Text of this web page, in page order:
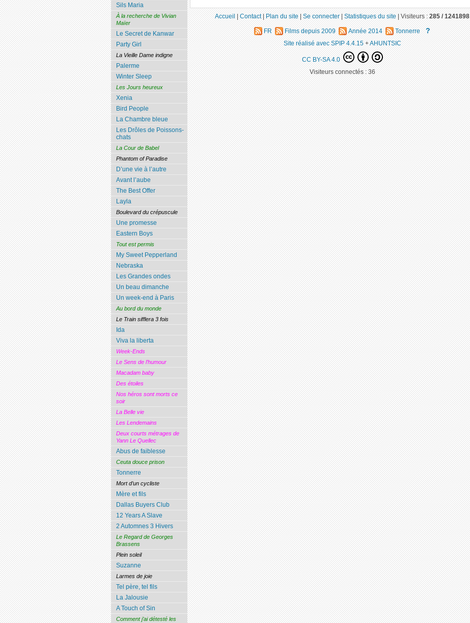
Sils Maria
À la recherche de Vivian
Maïer
Le Secret de Kanwar
Party Girl
La Vieille Dame indigne
Palerme
Winter Sleep
Les Jours heureux
Xenia
Bird People
La Chambre bleue
Les Drôles de Poissons-
chats
La Cour de Babel
Phantom of Paradise
D’une vie à l’autre
Avant l’aube
The Best Offer
Layla
Boulevard du crépuscule
Une promesse
Eastern Boys
Tout est permis
My Sweet Pepperland
Nebraska
Les Grandes ondes
Un beau dimanche
Un week-end à Paris
Au bord du monde
Le Train sifflera 3 fois
Ida
Viva la liberta
Week-Ends
Le Sens de l’humour
Macadam baby
Des étoiles
Nos héros sont morts ce
soir
La Belle vie
Les Lendemains
Deux courts métrages de
Yann Le Quellec
Abus de faiblesse
Ceuta douce prison
Tonnerre
Mort d’un cycliste
Mère et fils
Dallas Buyers Club
12 Years A Slave
2 Automnes 3 Hivers
Le Regard de Georges
Brassens
Plein soleil
Suzanne
Larmes de joie
Tel père, tel fils
La Jalousie
A Touch of Sin
Comment j’ai détesté les
Accueil|Contact|Plan du site|Se connecter|Statistiques du site|Visiteurs :285 / 1241898
FR Films depuis 2009 Année 2014 Tonnerre ?
Site réalisé avec SPIP 4.4.15+AHUNTSIC
CC BY-SA 4.0
Visiteurs connectés :36